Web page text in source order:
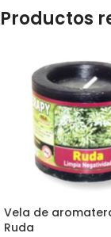
Productos
Vela de
Ruda